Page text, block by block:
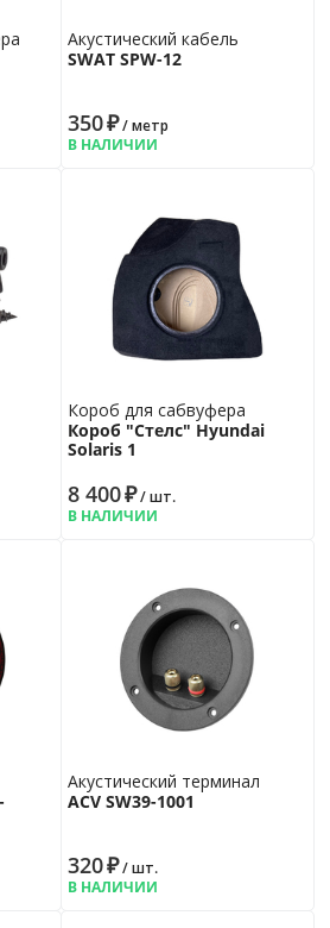
Акустический кабель
SWAT SPW-12
350₽/ метр
В НАЛИЧИИ
Короб для сабвуфера
Короб "Стелс" Hyundai
Solaris 1
8 400₽/ шт.
В НАЛИЧИИ
Акустический терминал
ACV SW39-1001
320₽/ шт.
В НАЛИЧИИ